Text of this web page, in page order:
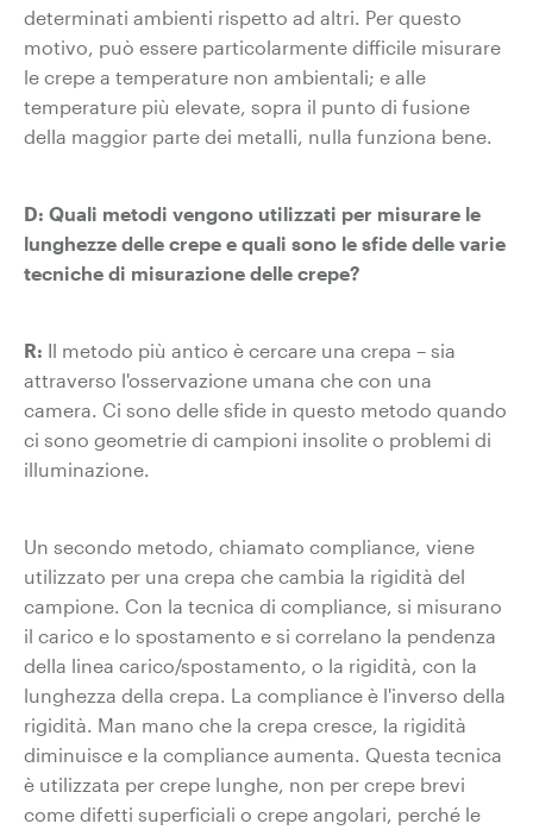
determinati ambienti rispetto ad altri. Per questo
motivo, può essere particolarmente difficile misurare
le crepe a temperature non ambientali; e alle
temperature più elevate, sopra il punto di fusione
della maggior parte dei metalli, nulla funziona bene.
D: Quali metodi vengono utilizzati per misurare le
lunghezze delle crepe e quali sono le sfide delle varie
tecniche di misurazione delle crepe?
R: Il metodo più antico è cercare una crepa – sia
attraverso l'osservazione umana che con una
camera. Ci sono delle sfide in questo metodo quando
ci sono geometrie di campioni insolite o problemi di
illuminazione.
Un secondo metodo, chiamato compliance, viene
utilizzato per una crepa che cambia la rigidità del
campione. Con la tecnica di compliance, si misurano
il carico e lo spostamento e si correlano la pendenza
della linea carico/spostamento, o la rigidità, con la
lunghezza della crepa. La compliance è l'inverso della
rigidità. Man mano che la crepa cresce, la rigidità
diminuisce e la compliance aumenta. Questa tecnica
è utilizzata per crepe lunghe, non per crepe brevi
come difetti superficiali o crepe angolari, perché le